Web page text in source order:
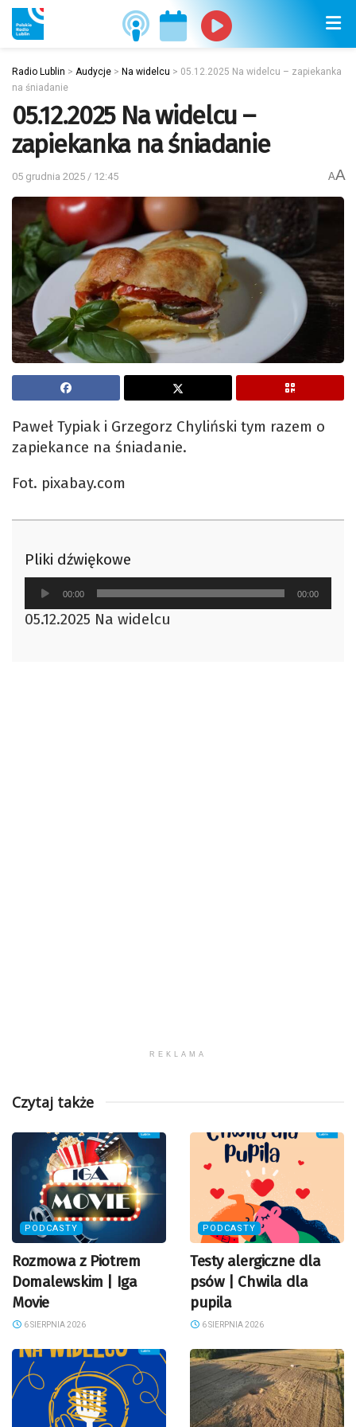
Radio Lublin > Audycje > Na widelcu > 05.12.2025 Na widelcu – zapiekanka
na śniadanie
05.12.2025 Na widelcu –
zapiekanka na śniadanie
05 grudnia 2025 / 12:45 AA
Paweł Typiak i Grzegorz Chyliński tym razem o
zapiekance na śniadanie.
Fot. pixabay.com
Pliki dźwiękowe
Odtwarzacz
plików
dźwiękowych
00:00 00:00
05.12.2025 Na widelcu
REKLAMA
Czytaj także
PODCASTY
Rozmowa z Piotrem
Domalewskim | Iga
Movie
6 SIERPNIA 2026
PODCASTY
Testy alergiczne dla
psów | Chwila dla
pupila
6 SIERPNIA 2026